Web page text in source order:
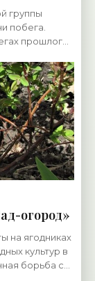
группы
побега.
прошлого
огород»
на ягодниках
культур в
борьба с